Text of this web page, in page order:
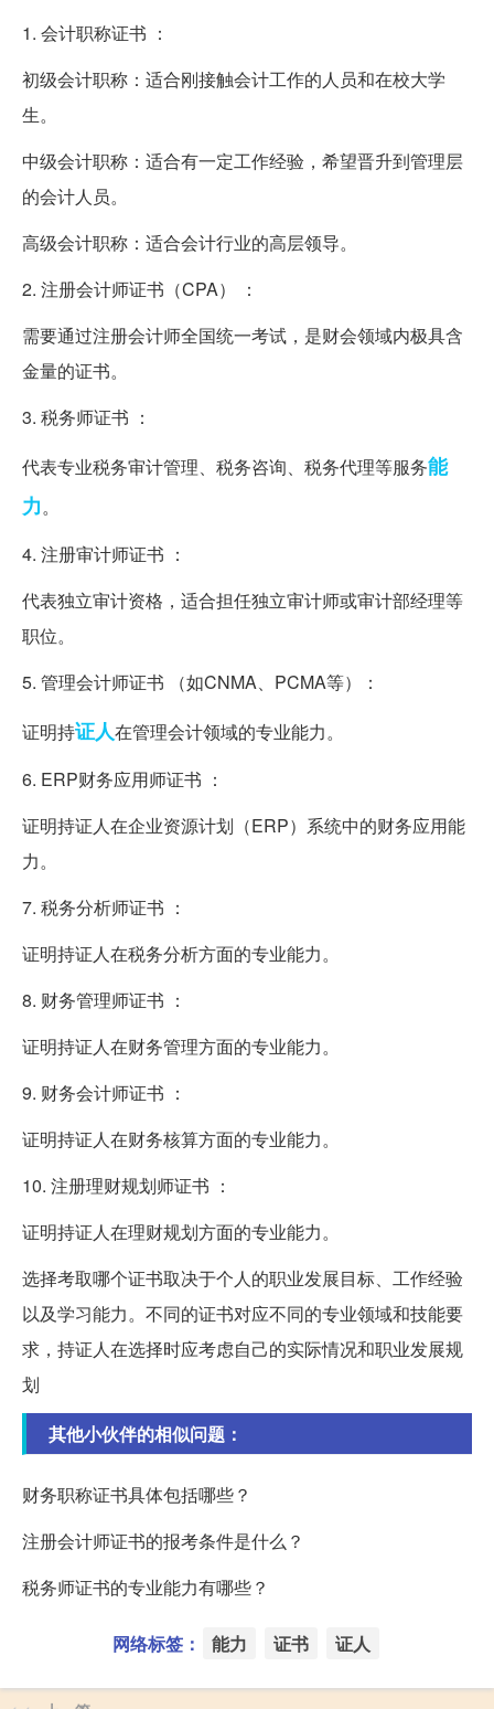
1. 会计职称证书 ：
初级会计职称：适合刚接触会计工作的人员和在校大学
生。
中级会计职称：适合有一定工作经验，希望晋升到管理层
的会计人员。
高级会计职称：适合会计行业的高层领导。
2. 注册会计师证书（CPA） ：
需要通过注册会计师全国统一考试，是财会领域内极具含
金量的证书。
3. 税务师证书 ：
代表专业税务审计管理、税务咨询、税务代理等服务能
力。
4. 注册审计师证书 ：
代表独立审计资格，适合担任独立审计师或审计部经理等
职位。
5. 管理会计师证书 （如CNMA、PCMA等）：
证明持证人在管理会计领域的专业能力。
6. ERP财务应用师证书 ：
证明持证人在企业资源计划（ERP）系统中的财务应用能
力。
7. 税务分析师证书 ：
证明持证人在税务分析方面的专业能力。
8. 财务管理师证书 ：
证明持证人在财务管理方面的专业能力。
9. 财务会计师证书 ：
证明持证人在财务核算方面的专业能力。
10. 注册理财规划师证书 ：
证明持证人在理财规划方面的专业能力。
选择考取哪个证书取决于个人的职业发展目标、工作经验
以及学习能力。不同的证书对应不同的专业领域和技能要
求，持证人在选择时应考虑自己的实际情况和职业发展规
划
其他小伙伴的相似问题：
财务职称证书具体包括哪些？
注册会计师证书的报考条件是什么？
税务师证书的专业能力有哪些？
网络标签： 能力 证书 证人